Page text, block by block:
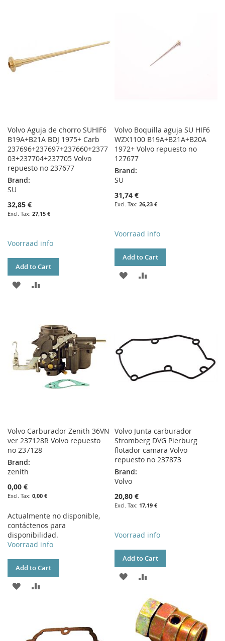
Volvo Aguja de chorro SUHIF6
B19A+B21A BDJ 1975+ Carb
237696+237697+237660+2377
03+237704+237705 Volvo
repuesto no 237677
Brand:
SU
32,85 €
27,15 €
Voorraad info
Add to Cart
ADD
Volvo Boquilla aguja SU HIF6
WZX1100 B19A+B21A+B20A
1972+ Volvo repuesto no
127677
Brand:
SU
31,74 €
26,23 €
Voorraad info
Add to Cart
ADD
Volvo Carburador Zenith 36VN
ver 237128R Volvo repuesto
no 237128
Brand:
zenith
0,00 €
0,00 €
Actualmente no disponible,
contáctenos para
disponibilidad.
Voorraad info
Add to Cart
ADD
LIST
Volvo Junta carburador
Stromberg DVG Pierburg
flotador camara Volvo
repuesto no 237873
Brand:
Volvo
20,80 €
17,19 €
Voorraad info
Add to Cart
ADD
WISH
LIST
COMPARE